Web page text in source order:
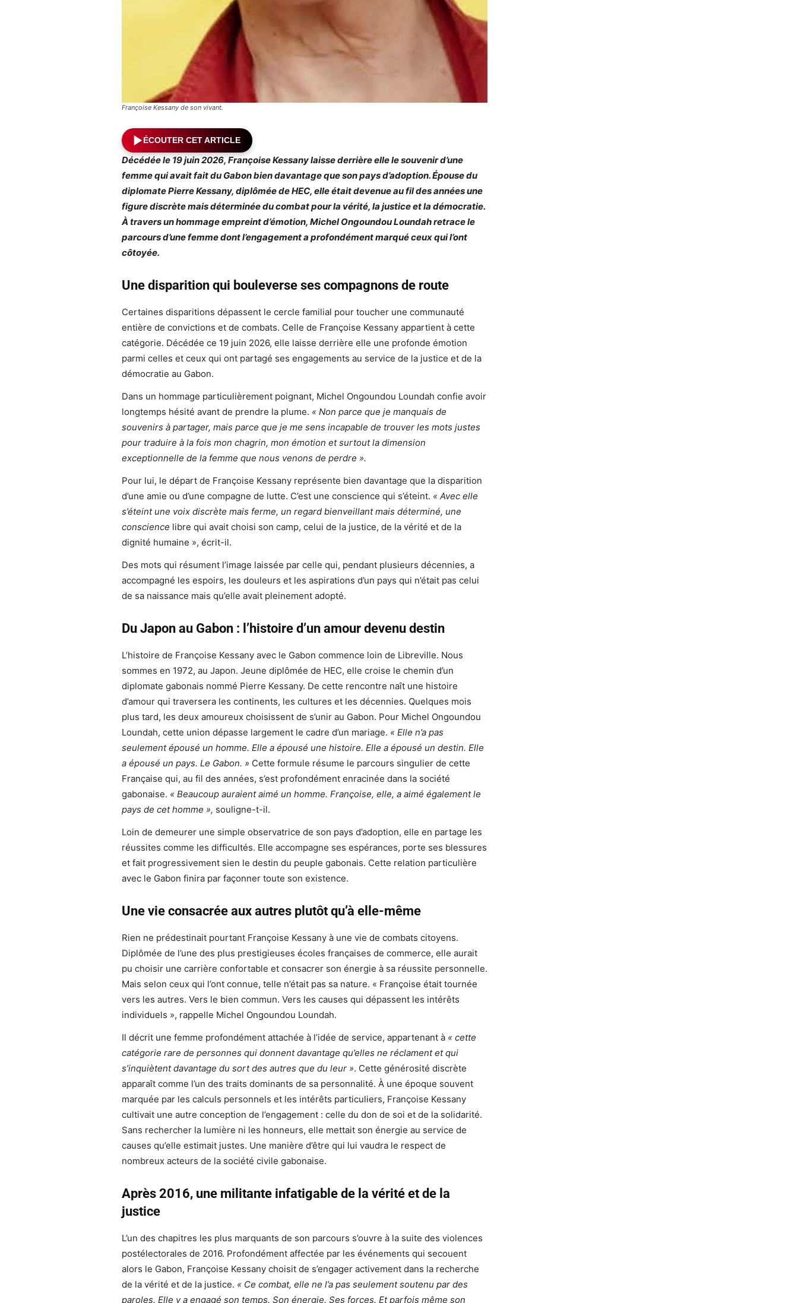
Françoise Kessany de son vivant.
ÉCOUTER CET ARTICLE
Décédée le 19 juin 2026, Françoise Kessany laisse derrière elle le souvenir d’une
femme qui avait fait du Gabon bien davantage que son pays d’adoption. Épouse du
diplomate Pierre Kessany, diplômée de HEC, elle était devenue au fil des années une
figure discrète mais déterminée du combat pour la vérité, la justice et la démocratie.
À travers un hommage empreint d’émotion, Michel Ongoundou Loundah retrace le
parcours d’une femme dont l’engagement a profondément marqué ceux qui l’ont
côtoyée.
Une disparition qui bouleverse ses compagnons de route
Certaines disparitions dépassent le cercle familial pour toucher une communauté
entière de convictions et de combats. Celle de Françoise Kessany appartient à cette
catégorie. Décédée ce 19 juin 2026, elle laisse derrière elle une profonde émotion
parmi celles et ceux qui ont partagé ses engagements au service de la justice et de la
démocratie au Gabon.
Dans un hommage particulièrement poignant, Michel Ongoundou Loundah confie avoir
longtemps hésité avant de prendre la plume. « Non parce que je manquais de
souvenirs à partager, mais parce que je me sens incapable de trouver les mots justes
pour traduire à la fois mon chagrin, mon émotion et surtout la dimension
exceptionnelle de la femme que nous venons de perdre ».
Pour lui, le départ de Françoise Kessany représente bien davantage que la disparition
d’une amie ou d’une compagne de lutte. C’est une conscience qui s’éteint. « Avec elle
s’éteint une voix discrète mais ferme, un regard bienveillant mais déterminé, une
conscience libre qui avait choisi son camp, celui de la justice, de la vérité et de la
dignité humaine », écrit-il.
Des mots qui résument l’image laissée par celle qui, pendant plusieurs décennies, a
accompagné les espoirs, les douleurs et les aspirations d’un pays qui n’était pas celui
de sa naissance mais qu’elle avait pleinement adopté.
Du Japon au Gabon : l’histoire d’un amour devenu destin
L’histoire de Françoise Kessany avec le Gabon commence loin de Libreville. Nous
sommes en 1972, au Japon. Jeune diplômée de HEC, elle croise le chemin d’un
diplomate gabonais nommé Pierre Kessany. De cette rencontre naît une histoire
d’amour qui traversera les continents, les cultures et les décennies. Quelques mois
plus tard, les deux amoureux choisissent de s’unir au Gabon. Pour Michel Ongoundou
Loundah, cette union dépasse largement le cadre d’un mariage. « Elle n’a pas
seulement épousé un homme. Elle a épousé une histoire. Elle a épousé un destin. Elle
a épousé un pays. Le Gabon. » Cette formule résume le parcours singulier de cette
Française qui, au fil des années, s’est profondément enracinée dans la société
gabonaise. « Beaucoup auraient aimé un homme. Françoise, elle, a aimé également le
pays de cet homme », souligne-t-il.
Loin de demeurer une simple observatrice de son pays d’adoption, elle en partage les
réussites comme les difficultés. Elle accompagne ses espérances, porte ses blessures
et fait progressivement sien le destin du peuple gabonais. Cette relation particulière
avec le Gabon finira par façonner toute son existence.
Une vie consacrée aux autres plutôt qu’à elle-même
Rien ne prédestinait pourtant Françoise Kessany à une vie de combats citoyens.
Diplômée de l’une des plus prestigieuses écoles françaises de commerce, elle aurait
pu choisir une carrière confortable et consacrer son énergie à sa réussite personnelle.
Mais selon ceux qui l’ont connue, telle n’était pas sa nature. « Françoise était tournée
vers les autres. Vers le bien commun. Vers les causes qui dépassent les intérêts
individuels », rappelle Michel Ongoundou Loundah.
Il décrit une femme profondément attachée à l’idée de service, appartenant à « cette
catégorie rare de personnes qui donnent davantage qu’elles ne réclament et qui
s’inquiètent davantage du sort des autres que du leur ». Cette générosité discrète
apparaît comme l’un des traits dominants de sa personnalité. À une époque souvent
marquée par les calculs personnels et les intérêts particuliers, Françoise Kessany
cultivait une autre conception de l’engagement : celle du don de soi et de la solidarité.
Sans rechercher la lumière ni les honneurs, elle mettait son énergie au service de
causes qu’elle estimait justes. Une manière d’être qui lui vaudra le respect de
nombreux acteurs de la société civile gabonaise.
Après 2016, une militante infatigable de la vérité et de la
justice
L’un des chapitres les plus marquants de son parcours s’ouvre à la suite des violences
postélectorales de 2016. Profondément affectée par les événements qui secouent
alors le Gabon, Françoise Kessany choisit de s’engager activement dans la recherche
de la vérité et de la justice. « Ce combat, elle ne l’a pas seulement soutenu par des
paroles. Elle y a engagé son temps. Son énergie. Ses forces. Et parfois même son